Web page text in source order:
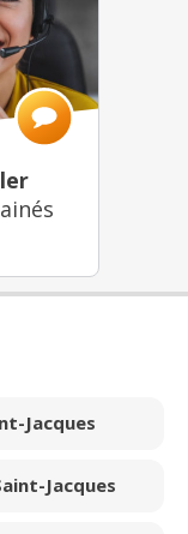
Jacques
Jacques